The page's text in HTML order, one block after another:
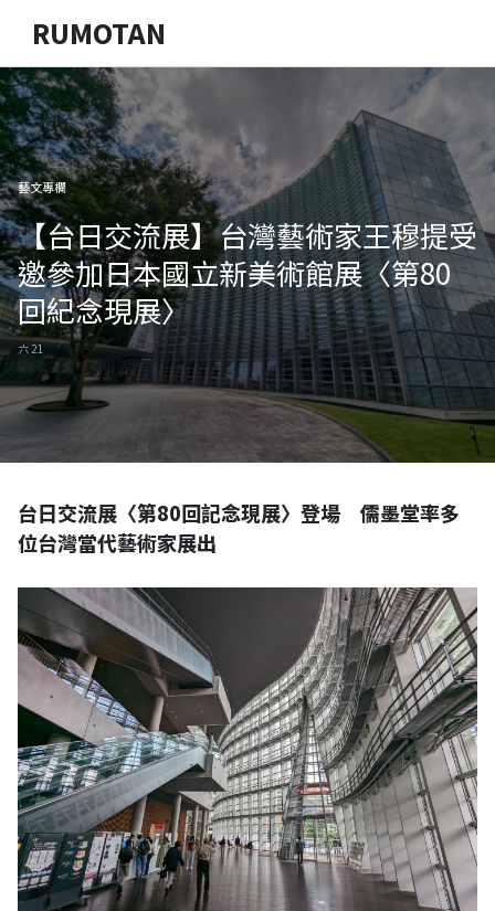
RUMOTAN
藝文專欄
【台日交流展】台灣藝術家王穆提受
邀參加日本國立新美術館展〈第80
回紀念現展〉
六 21
台日交流展〈第80回記念現展〉登場 儒墨堂率多
位台灣當代藝術家展出